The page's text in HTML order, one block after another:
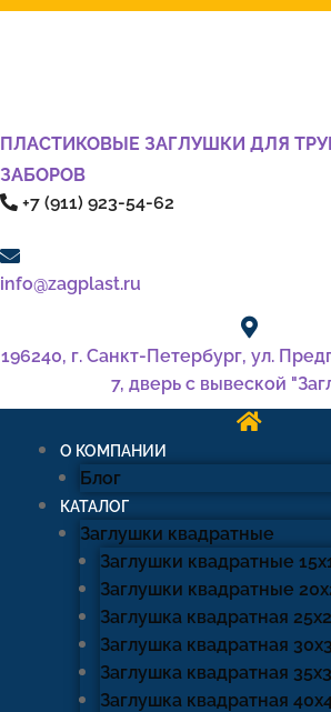
ПЛАСТИКОВЫЕ ЗАГЛУШКИ ДЛЯ
ЗАБОРОВ
+7 (911) 923-54-62
info@zagplast.ru
196240, г. Санкт-Петербург, ул.
7, дверь с вывеской
О КОМПАНИИ
Блог
КАТАЛОГ
Заглушки квадратные
Заглушки квадратные
Заглушки квадратные
Заглушка квадратная
Заглушка квадратная
Заглушка квадратная
Заглушка квадратная